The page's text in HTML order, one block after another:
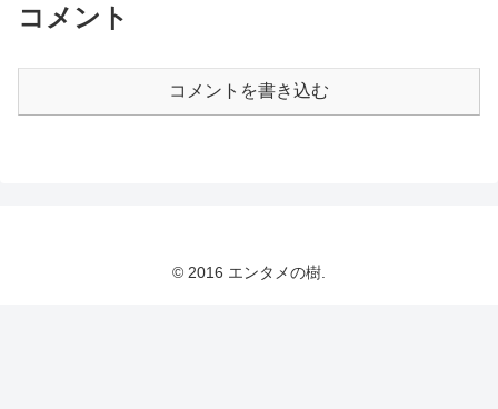
コメント
コメントを書き込む
© 2016 エンタメの樹.